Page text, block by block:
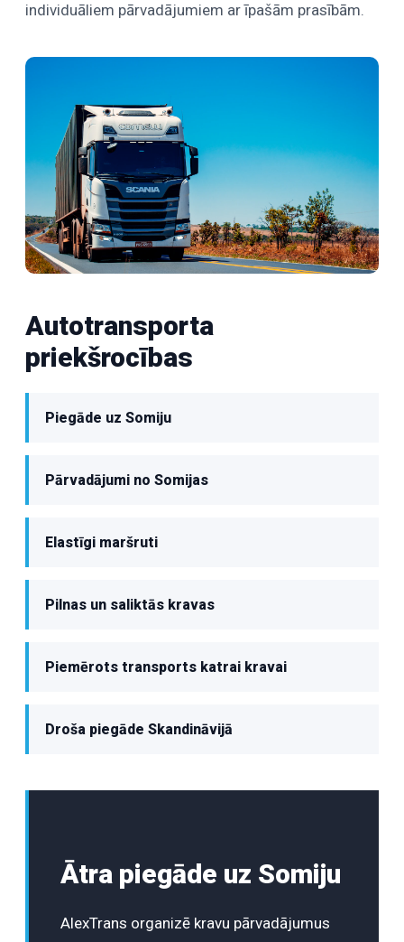
individuāliem pārvadājumiem ar īpašām prasībām.
Autotransporta
priekšrocības
Piegāde uz Somiju
Pārvadājumi no Somijas
Elastīgi maršruti
Pilnas un saliktās kravas
Piemērots transports katrai kravai
Droša piegāde Skandināvijā
Ātra piegāde uz Somiju
AlexTrans organizē kravu pārvadājumus